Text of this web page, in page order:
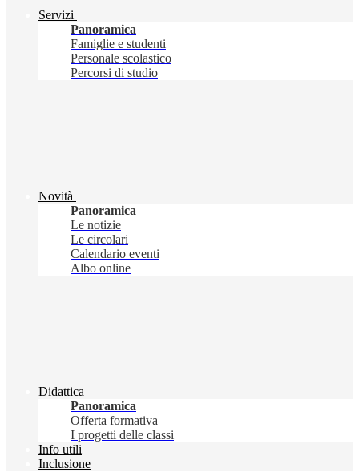
Servizi
Panoramica
Famiglie e studenti
Personale scolastico
Percorsi di studio
Novità
Panoramica
Le notizie
Le circolari
Calendario eventi
Albo online
Didattica
Panoramica
Offerta formativa
I progetti delle classi
Info utili
Inclusione